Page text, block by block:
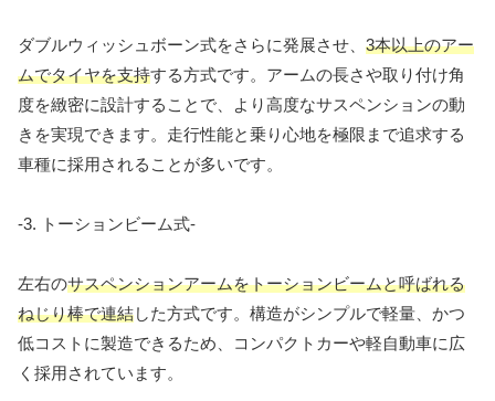
ダブルウィッシュボーン式をさらに発展させ、 3本以上のアー
ムでタイヤを支持する方式です。アームの長さや取り付け角
度を緻密に設計することで、より高度なサスペンションの動
きを実現できます。走行性能と乗り心地を極限まで追求する
車種に採用されることが多いです。
-3. トーションビーム式-
左右のサスペンションアームをトーションビームと呼ばれる
ねじり棒で連結した方式です。構造がシンプルで軽量、かつ
低コストに製造できるため、コンパクトカーや軽自動車に広
く採用されています。